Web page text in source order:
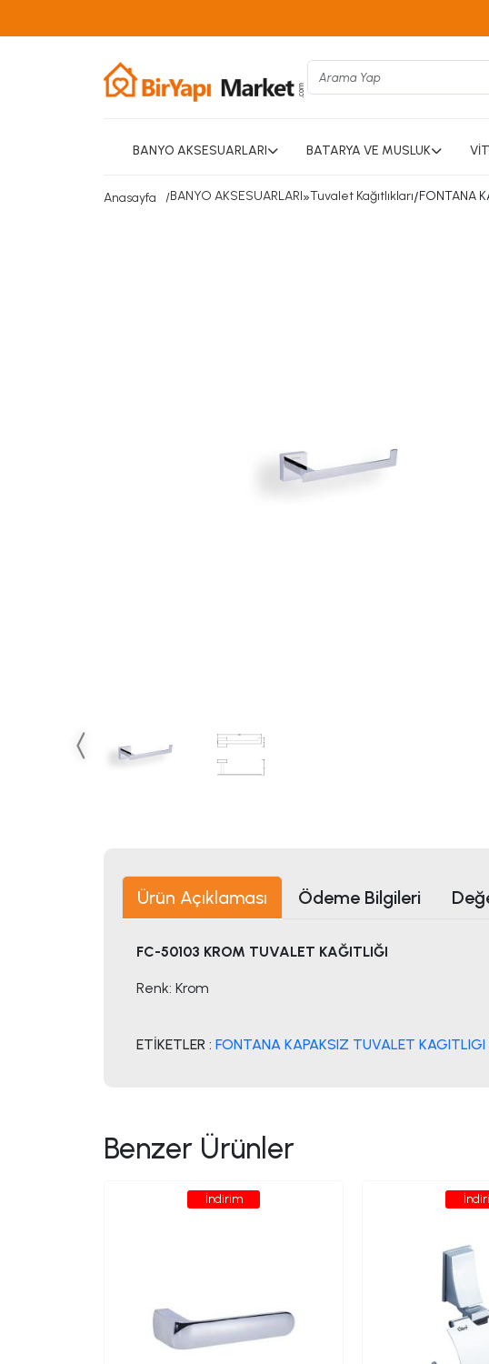
BANYO AKSESUARLARI BATARYA VE MUSLUK
Anasayfa BANYO AKSESUARLARI»Tuvalet Kağıtlıkları/FONTANA
Ürün Açıklaması Ödeme Bilgileri
FC-50103 KROM TUVALET KAĞITLIĞI
Renk: Krom
ETİKETLER : FONTANA KAPAKSIZ TUVALET
Benzer Ürünler
İndirim